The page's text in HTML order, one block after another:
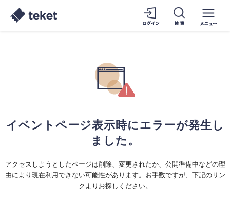
イベントページ表示時にエラーが発生し
ました。
アクセスしようとしたページは削除、変更されたか、公開準備中などの理
由により現在利用できない可能性があります。お手数ですが、下記のリン
クよりお探しください。